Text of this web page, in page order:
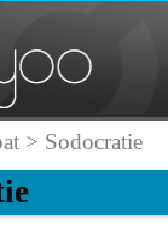
> Sodocratie